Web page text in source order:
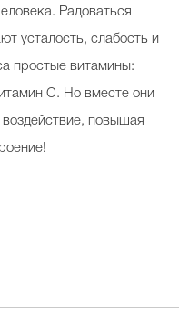
Радоваться
усталость, слабость и
простые витамины:
С. Но вместе они
повышая